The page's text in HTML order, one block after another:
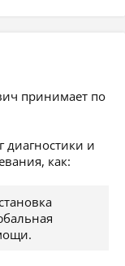
принимает по
диагностики и
как: